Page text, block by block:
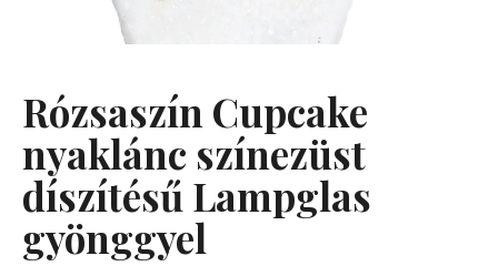
Rózsaszín Cupcake
nyaklánc színezüst
díszítésű Lampglas
gyönggyel
á
l
j
u
k